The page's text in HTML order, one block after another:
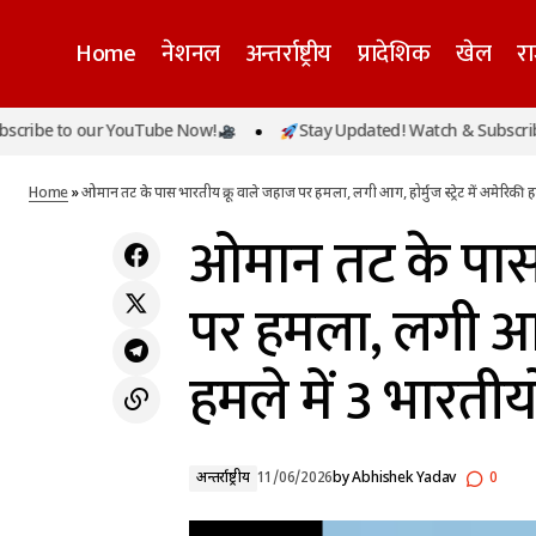
Home नेशनल अन्तर्राष्ट्रीय प्रादेशिक खेल
दयारा बुग्याल से लापता MBA छात्रा का 13वें दिन भी
सुराग नहीं, मोबाइल की आखिरी लोकेशन के आधार
ओमान
to our YouTube Now! Stay Updated! Watch & Subscribe to
Home»ओमान तट के पास भारतीय क्रू वाले जहाज पर हमला, लगी आग, होर्मुज स्ट्रेट में अमेरिकी
ओमान तट के
पर हमला, लगी
हमले में 3
अन्तर्राष्ट्रीय 11/06/2026byAbhishek Yadav 0